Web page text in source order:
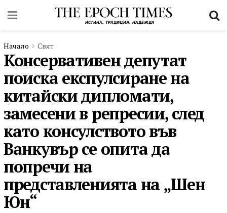
Начало Свят
Консервативен депутат
поиска експулсиране на
китайски дипломати,
замесени в репресии, след
като консулството във
Ванкувър се опита да
попречи на
представленията на „Шен
Юн“